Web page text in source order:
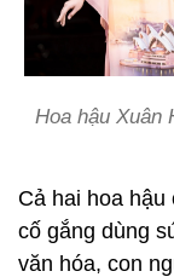
Hoa hậu Xuân
Cả hai hoa
cố gắng dùng
văn hóa, con